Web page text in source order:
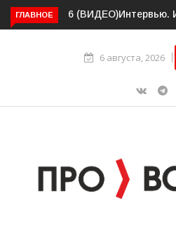
ГЛАВНОЕ
Интервью. Ирина Афанасьева о
6 августа, 2026